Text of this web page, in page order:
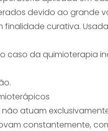
devido ao grande
finalidade curativa.
caso da quimioterapia
atuam
constantemente,